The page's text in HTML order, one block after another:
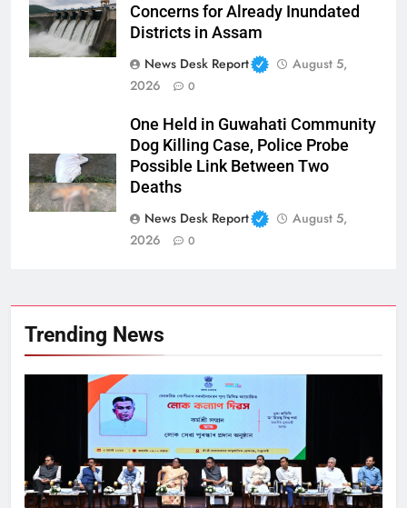
Concerns for Already Inundated
Districts in Assam
News Desk Report
August 5,
2026
0
One Held in Guwahati Community
Dog Killing Case, Police Probe
Possible Link Between Two
Deaths
News Desk Report
August 5,
2026
0
Trending News